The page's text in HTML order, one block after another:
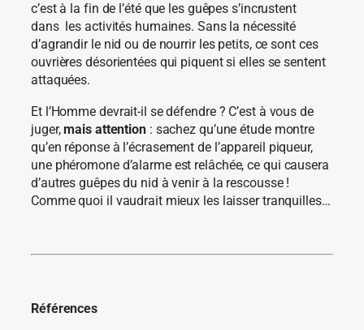
c’est à la fin de l’été que les guêpes s’incrustent
dans les activités humaines. Sans la nécessité
d’agrandir le nid ou de nourrir les petits, ce sont ces
ouvrières désorientées qui piquent si elles se sentent
attaquées.
Et l’Homme devrait-il se défendre ? C’est à vous de
juger,mais attention: sachez qu’une étude montre
qu’en réponse à l’écrasement de l’appareil piqueur,
une phéromone d’alarme est relâchée, ce qui causera
d’autres guêpes du nid à venir à la rescousse !
Comme quoi il vaudrait mieux les laisser tranquilles…
Références